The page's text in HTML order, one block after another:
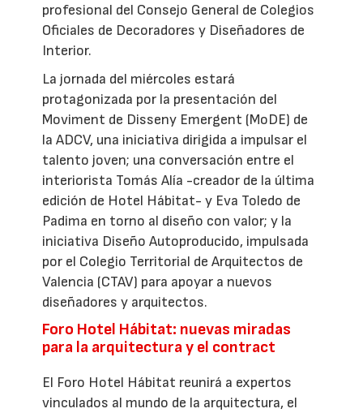
profesional del Consejo General de Colegios
Oficiales de Decoradores y Diseñadores de
Interior.
La jornada del miércoles estará
protagonizada por la presentación del
Moviment de Disseny Emergent (MoDE) de
la ADCV, una iniciativa dirigida a impulsar el
talento joven; una conversación entre el
interiorista Tomás Alía -creador de la última
edición de Hotel Hábitat- y Eva Toledo de
Padima en torno al diseño con valor; y la
iniciativa Diseño Autoproducido, impulsada
por el Colegio Territorial de Arquitectos de
Valencia (CTAV) para apoyar a nuevos
diseñadores y arquitectos.
Foro Hotel Hábitat: nuevas miradas
para la arquitectura y el contract
El Foro Hotel Hábitat reunirá a expertos
vinculados al mundo de la arquitectura, el